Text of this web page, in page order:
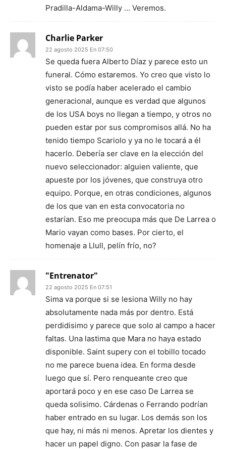
Pradilla-Aldama-Willy … Veremos.
Charlie Parker
22 agosto 2025 En 07:50
Se queda fuera Alberto Díaz y parece esto un
funeral. Cómo estaremos. Yo creo que visto lo
visto se podía haber acelerado el cambio
generacional, aunque es verdad que algunos
de los USA boys no llegan a tiempo, y otros no
pueden estar por sus compromisos allá. No ha
tenido tiempo Scariolo y ya no le tocará a él
hacerlo. Debería ser clave en la elección del
nuevo seleccionador: alguien valiente, que
apueste por los jóvenes, que construya otro
equipo. Porque, en otras condiciones, algunos
de los que van en esta convocatoria no
estarían. Eso me preocupa más que De Larrea o
Mario vayan como bases. Por cierto, el
homenaje a Llull, pelín frío, no?
"Entrenator"
22 agosto 2025 En 07:51
Sima va porque si se lesiona Willy no hay
absolutamente nada más por dentro. Está
perdidisimo y parece que solo al campo a hacer
faltas. Una lastima que Mara no haya estado
disponible. Saint supery con el tobillo tocado
no me parece buena idea. En forma desde
luego que sí. Pero renqueante creo que
aportará poco y en ese caso De Larrea se
queda solisimo. Cárdenas o Ferrando podrían
haber entrado en su lugar. Los demás son los
que hay, ni más ni menos. Apretar los dientes y
hacer un papel digno. Con pasar la fase de